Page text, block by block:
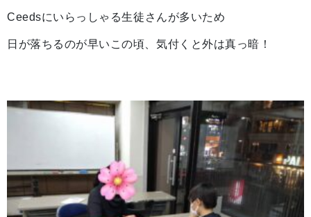
Ceedsにいらっしゃる生徒さんが多いため
日が落ちるのが早いこの頃、気付くと外は真っ暗！